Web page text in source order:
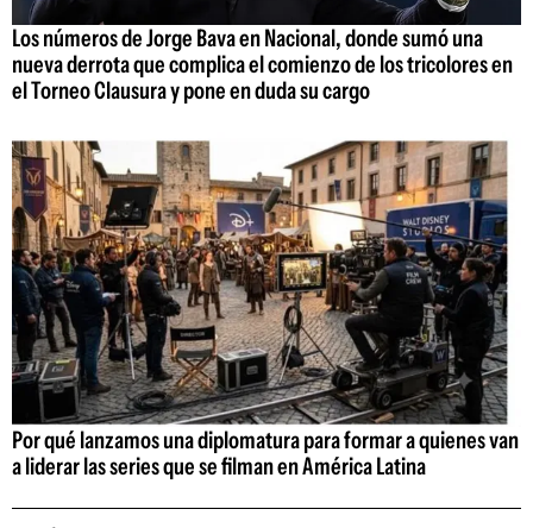
Los números de Jorge Bava en Nacional, donde sumó una
nueva derrota que complica el comienzo de los tricolores en
el Torneo Clausura y pone en duda su cargo
Por qué lanzamos una diplomatura para formar a quienes van
a liderar las series que se filman en América Latina